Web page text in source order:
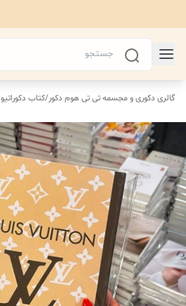
گالری دکوری و مجسمه تی تی هوم دکور/کتاب دکوراتیو